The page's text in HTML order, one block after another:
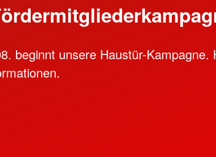
beginnt unsere Haustür-Kampagne.